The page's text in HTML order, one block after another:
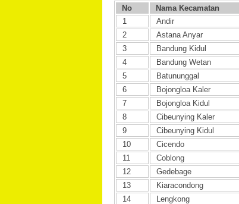
No
Nama Kecamatan
1
Andir
2
Astana Anyar
3
Bandung Kidul
4
Bandung Wetan
5
Batununggal
6
Bojongloa Kaler
7
Bojongloa Kidul
8
Cibeunying Kaler
9
Cibeunying Kidul
10
Cicendo
11
Coblong
12
Gedebage
13
Kiaracondong
14
Lengkong